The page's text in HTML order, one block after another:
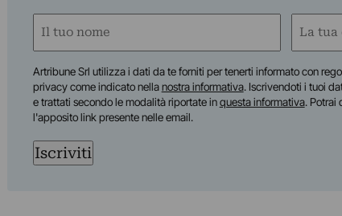
Nome
Email
Artribune Srl utilizza i dati da te forniti per tenerti informato con
privacy come indicato nellanostra informativa. Iscrivendoti i tuoi
e trattati secondo le modalità riportate inquesta informativa. Potrai
l'apposito link presente nelle email.
Iscriviti